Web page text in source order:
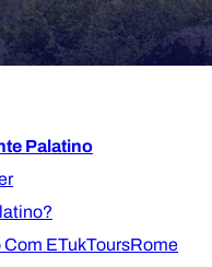
Palatino
ETukToursRome